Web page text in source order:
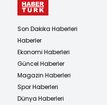
Son Dakika Haberleri
Haberler
Ekonomi Haberleri
Güncel Haberler
Magazin Haberleri
Spor Haberleri
Dünya Haberleri